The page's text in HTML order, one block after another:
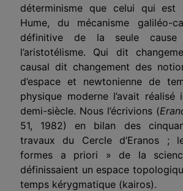
déterminisme que celui qui est
Hume, du mécanisme galiléo-
définitive de la seule cause
l’aristotélisme. Qui dit
causal dit changement des
d’espace et newtonienne de
physique moderne l’avait réalisé
demi-siècle. Nous l’écrivions (
51, 1982) en bilan des
travaux du Cercle d’Eranos ;
formes a priori » de la
définissaient un espace
temps kérygmatique (kairos).